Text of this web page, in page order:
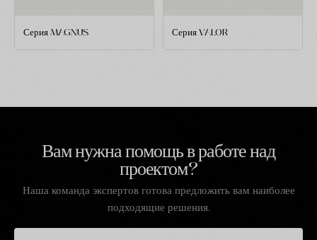
Серия MAGNUS Серия VALOR
Вам нужна помощь в работе над
проектом?
Наша команда экспертов готова предложить вам наиболее
подходящие решения.